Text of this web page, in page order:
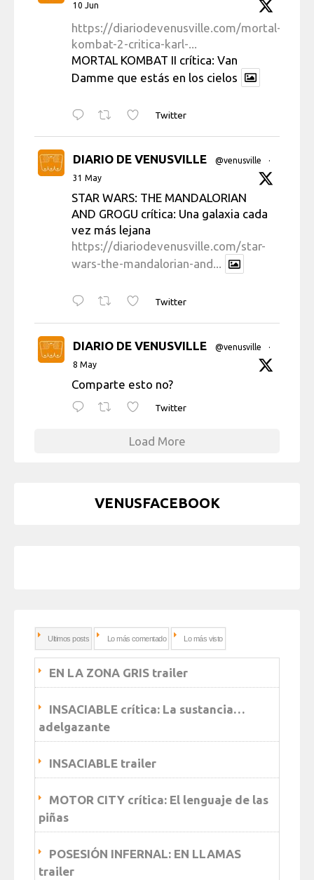
10 Jun
https://diariodevenusville.com/mortal-
kombat-2-critica-karl-...
MORTAL KOMBAT II crítica: Van
Damme que estás en los cielos
Twitter
DIARIO DE VENUSVILLE @venusville
·
31 May
STAR WARS: THE MANDALORIAN
AND GROGU crítica: Una galaxia cada
vez más lejana
https://diariodevenusville.com/star-
wars-the-mandalorian-and...
Twitter
DIARIO DE VENUSVILLE @venusville
·
8 May
Comparte esto no?
Twitter
Load More
VENUSFACEBOOK
Ultimos posts Lo más comentado Lo más visto
EN LA ZONA GRIS trailer
INSACIABLE crítica: La sustancia…
adelgazante
INSACIABLE trailer
MOTOR CITY crítica: El lenguaje de las
piñas
POSESIÓN INFERNAL: EN LLAMAS
trailer